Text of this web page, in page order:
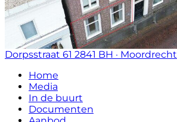
Dorpsstraat 61 2841 BH · Moordrecht
Home
Media
In de buurt
Documenten